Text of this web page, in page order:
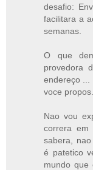
desafio:
facilitara a
semanas.
O que
provedora
endereço ...
voce propos.
Nao vou
correra em
sabera,
é patetico
mundo que